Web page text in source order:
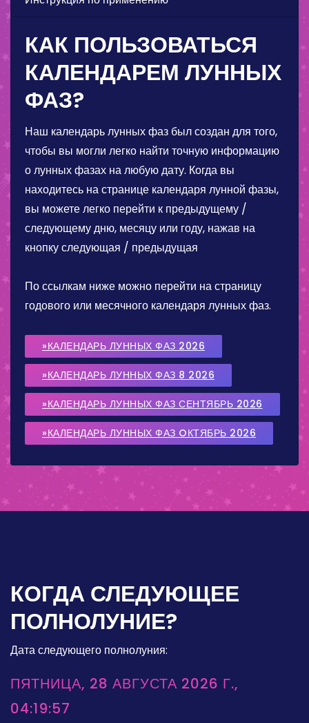
КАК ПОЛЬЗОВАТЬСЯ
КАЛЕНДАРЕМ ЛУННЫХ
ФАЗ?
Наш календарь лунных фаз был создан для того,
чтобы вы могли легко найти точную информацию
о лунных фазах на любую дату. Когда вы
находитесь на странице календаря лунной фазы,
вы можете легко перейти к предыдущему /
следующему дню, месяцу или году, нажав на
кнопку следующая / предыдущая
По ссылкам ниже можно перейти на страницу
годового или месячного календаря лунных фаз.
»КАЛЕНДАРЬ ЛУННЫХ ФАЗ 2026
»КАЛЕНДАРЬ ЛУННЫХ ФАЗ 8 2026
»КАЛЕНДАРЬ ЛУННЫХ ФАЗ СЕНТЯБРЬ 2026
»КАЛЕНДАРЬ ЛУННЫХ ФАЗ OКТЯБРЬ 2026
КОГДА СЛЕДУЮЩЕЕ
ПОЛНОЛУНИЕ?
Дата следующего полнолуния:
ПЯТНИЦА, 28 АВГУСТА 2026 Г.,
04:19:57